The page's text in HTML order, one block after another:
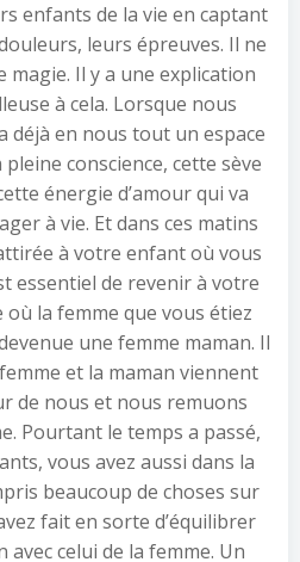
enfants de la vie en captant
leurs épreuves. Il ne
magie. Il y a une explication
à cela. Lorsque nous
déjà en nous tout un espace
conscience, cette sève
énergie d’amour qui va
à vie. Et dans ces matins
à votre enfant où vous
essentiel de revenir à votre
où la femme que vous étiez
une femme maman. Il
et la maman viennent
de nous et nous remuons
Pourtant le temps a passé,
vous avez aussi dans la
beaucoup de choses sur
fait en sorte d’équilibrer
celui de la femme. Un